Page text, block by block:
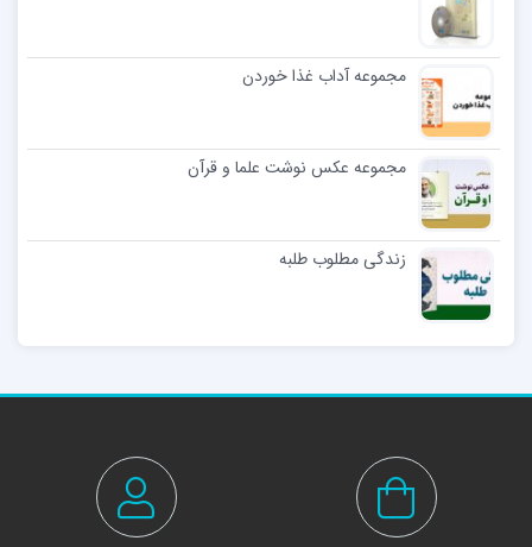
مجموعه آداب غذا خوردن
مجموعه عکس نوشت علما و قرآن
زندگی مطلوب طلبه